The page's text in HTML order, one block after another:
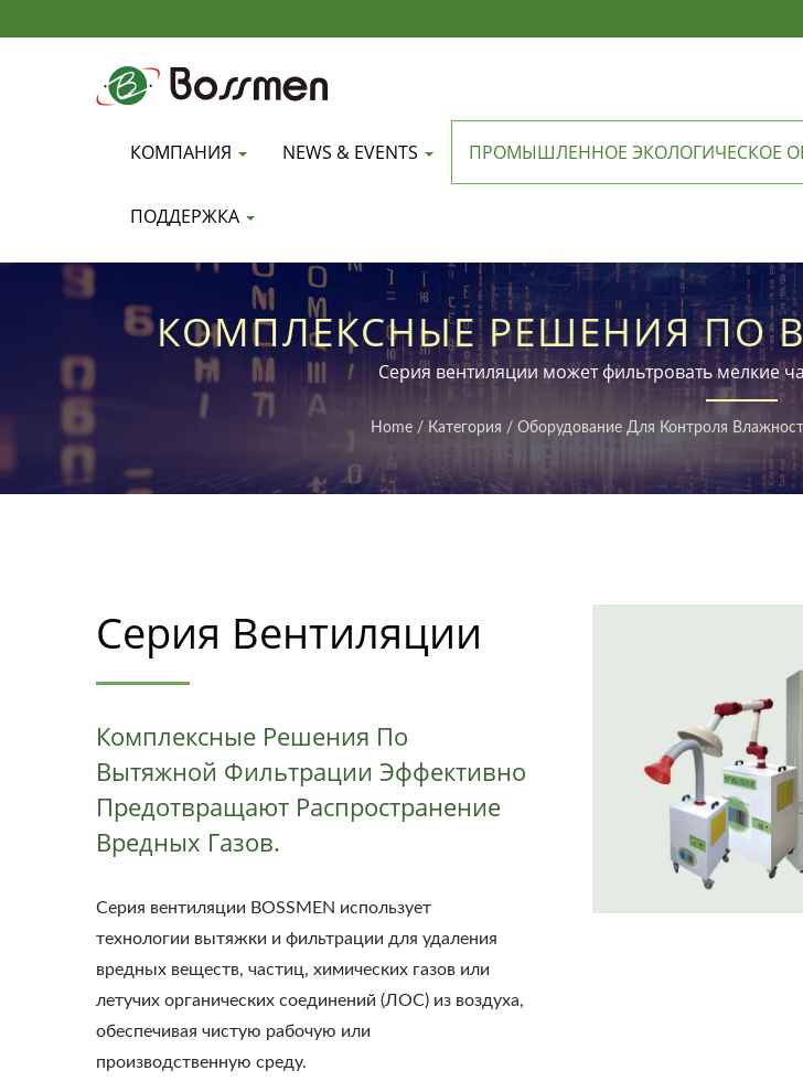
КОМПАНИЯ NEWS & EVENTS ПРОМЫШЛЕННОЕ ЭКОЛОГИЧЕСКОЕ
ПОДДЕРЖКА
КОМПЛЕКСНЫЕ РЕШЕНИЯ ПО
ЭФФЕКТИВНО
ВРЕДНЫХ
Серия вентиляции может фильтровать мелкие
Home / Категория / Оборудование Для Контроля
Серия Вентиляции
Комплексные Решения По
Вытяжной Фильтрации Эффективно
Предотвращают Распространение
Вредных Газов.
Серия вентиляции BOSSMEN использует
технологии вытяжки и фильтрации для удаления
вредных веществ, частиц, химических газов или
летучих органических соединений (ЛОС) из воздуха,
обеспечивая чистую рабочую или
производственную среду.